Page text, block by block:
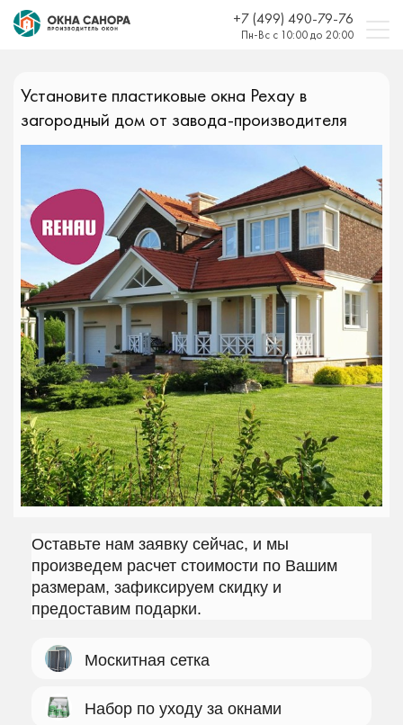
+7 (499) 490-79-76
Пн-Вс с 10:00 до 20:00
Установите пластиковые окна Рехау в
загородный дом от завода-производителя
Оставьте нам заявку сейчас, и мы
произведем расчет стоимости по Вашим
размерам, зафиксируем скидку и
предоставим подарки.
Москитная сетка
Набор по уходу за окнами